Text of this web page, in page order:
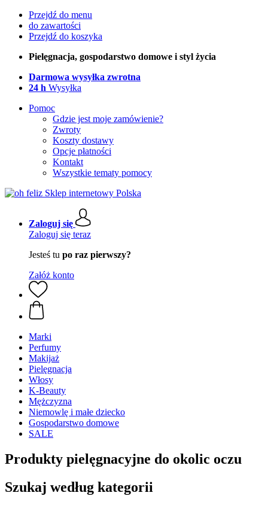
Przejdź do menu
do zawartości
Przejdź do koszyka
Pielęgnacja, gospodarstwo domowe i styl życia
Darmowa wysyłka zwrotna
24 h Wysyłka
Pomoc
Gdzie jest moje zamówienie?
Zwroty
Koszty dostawy
Opcje płatności
Kontakt
Wszystkie tematy pomocy
Zaloguj się
Zaloguj się teraz
Jesteś tu po raz pierwszy?
Załóż konto
Marki
Perfumy
Makijaż
Pielęgnacja
Włosy
K-Beauty
Mężczyzna
Niemowlę i małe dziecko
Gospodarstwo domowe
SALE
Produkty pielęgnacyjne do okolic oczu
Szukaj według kategorii